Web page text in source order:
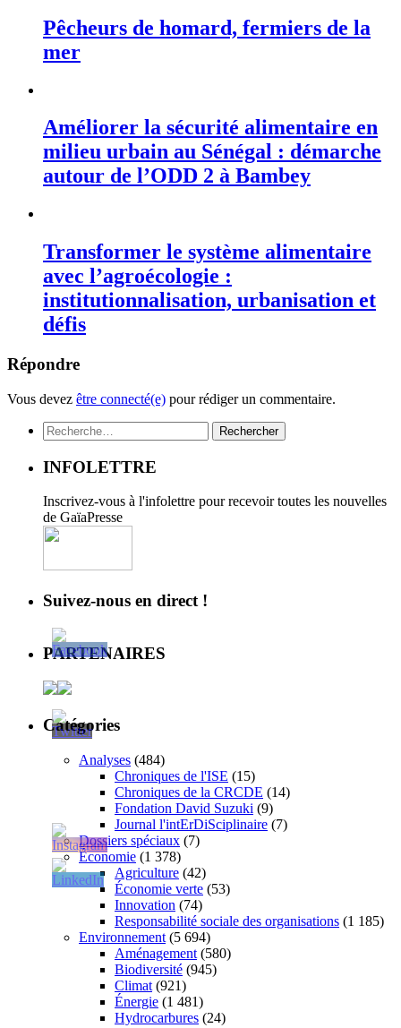
Pêcheurs de homard, fermiers de la
mer
Améliorer la sécurité alimentaire en
milieu urbain au Sénégal : démarche
autour de l’ODD 2 à Bambey
Transformer le système alimentaire
avec l’agroécologie :
institutionnalisation, urbanisation et
défis
Répondre
Vous devez être connecté(e) pour rédiger un commentaire.
Rechercher :
INFOLETTRE
Inscrivez-vous à l'infolettre pour recevoir toutes les nouvelles
de GaïaPresse
Suivez-nous en direct !
PARTENAIRES
Catégories
Analyses (484)
Chroniques de l'ISE (15)
Chroniques de la CRCDE (14)
Fondation David Suzuki (9)
Journal l'intErDiSciplinaire (7)
Dossiers spéciaux (7)
Économie (1 378)
Agriculture (42)
Économie verte (53)
Innovation (74)
Responsabilité sociale des organisations (1 185)
Environnement (5 694)
Aménagement (580)
Biodiversité (945)
Climat (921)
Énergie (1 481)
Hydrocarbures (24)